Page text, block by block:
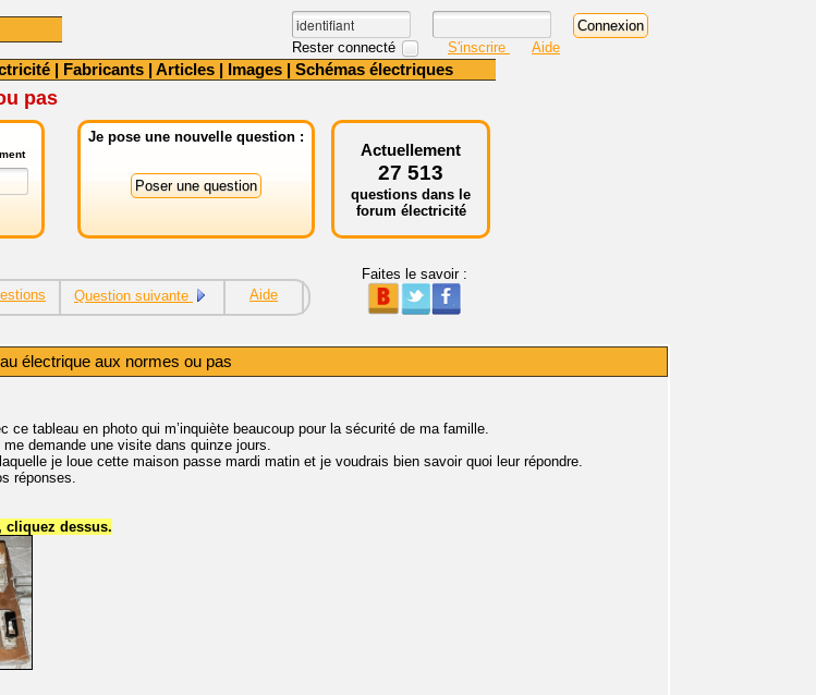
Rester connecté S'inscrire Aide
| Fabricants | Articles | Images | Schémas électriques
pas
Je pose une nouvelle question :
Actuellement
27 513
questions dans le
forum électricité
Question suivante Aide
Faites le savoir :
électrique aux normes ou pas
ce tableau en photo qui m’inquiète beaucoup pour la sécurité de ma famille.
demande une visite dans quinze jours.
je loue cette maison passe mardi matin et je voudrais bien savoir quoi leur répondre.
réponses.
cliquez dessus.